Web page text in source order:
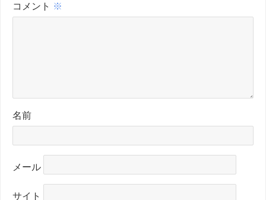
コメント ※
名前
メール
サイト